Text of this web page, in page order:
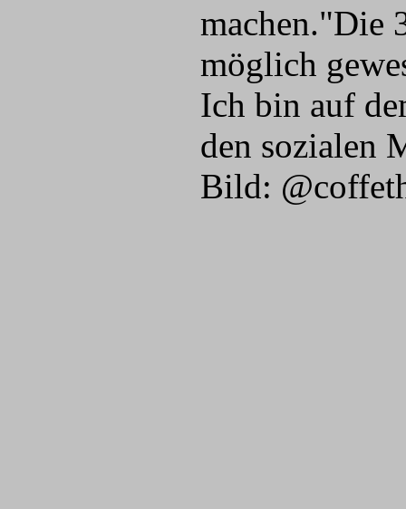
machen."Die
möglich
Ich bin auf
den sozialen
Bild: